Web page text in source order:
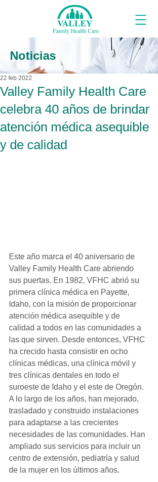
Noticias
Valley Family Health Care
celebra 40 años de brindar
atención médica asequible
y de calidad
22 feb 2022
Este año marca el 40 aniversario de
Valley Family Health Care abriendo
sus puertas. En 1982, VFHC abrió su
primera clínica médica en Payette,
Idaho, con la misión de proporcionar
atención médica asequible y de
calidad a todos en las comunidades a
las que sirven. Desde entonces, VFHC
ha crecido hasta consistir en ocho
clínicas médicas, una clínica móvil y
tres clínicas dentales en todo el
suroeste de Idaho y el este de Oregón.
A lo largo de los años, han mejorado,
trasladado y construido instalaciones
para adaptarse a las crecientes
necesidades de las comunidades. Han
ampliado sus servicios para incluir un
centro de extensión, pediatría y salud
de la mujer en los últimos años.